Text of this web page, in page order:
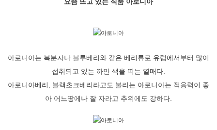
아로니아는 복분자나 블루베리와 같은 베리류로 유럽에서부터 많이
섭취되고 있는 까만 색을 띠는 열매다.
아로니아베리, 블랙초크베리라고도 불리는 아로니아는 적응력이 좋
아 어느땅에나 잘 자라고 추위에도 강하다.